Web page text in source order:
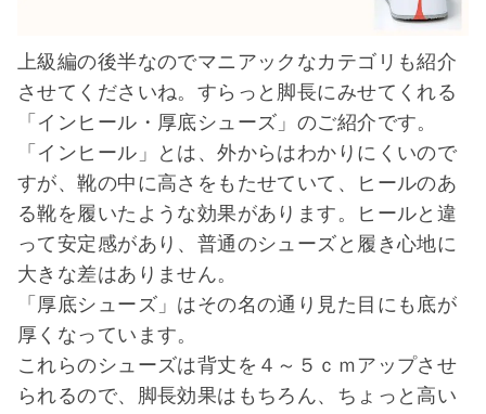
上級編の後半なのでマニアックなカテゴリも紹介
させてくださいね。すらっと脚長にみせてくれる
「インヒール・厚底シューズ」のご紹介です。
「インヒール」とは、外からはわかりにくいので
すが、靴の中に高さをもたせていて、ヒールのあ
る靴を履いたような効果があります。ヒールと違
って安定感があり、普通のシューズと履き心地に
大きな差はありません。
「厚底シューズ」はその名の通り見た目にも底が
厚くなっています。
これらのシューズは背丈を４～５ｃｍアップさせ
られるので、脚長効果はもちろん、ちょっと高い